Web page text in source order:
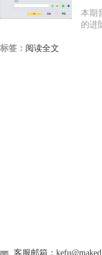
本期
的进
标签： 阅读全文
客服邮箱：